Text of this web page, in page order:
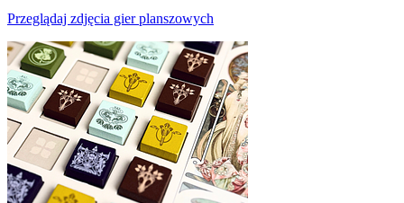
Przeglądaj zdjęcia gier planszowych